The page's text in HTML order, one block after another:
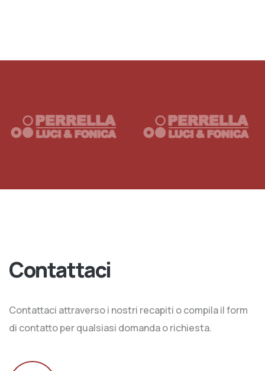
Contattaci
Contattaci attraverso i nostri recapiti o compila il form
di contatto per qualsiasi domanda o richiesta.